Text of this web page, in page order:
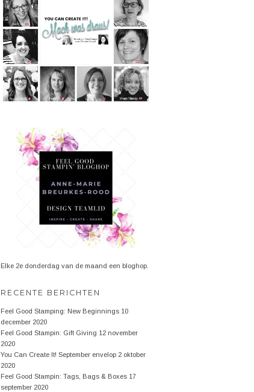
Elke 2e donderdag van de maand een bloghop.
RECENTE BERICHTEN
Feel Good Stamping: New Beginnings 10
december 2020
Feel Good Stampin: Gift Giving 12 november
2020
You Can Create It! September envelop 2 oktober
2020
Feel Good Stampin: Tags, Bags & Boxes 17
september 2020